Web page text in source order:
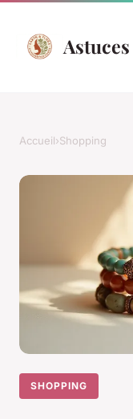
Accueil›Shopping
SHOPPING